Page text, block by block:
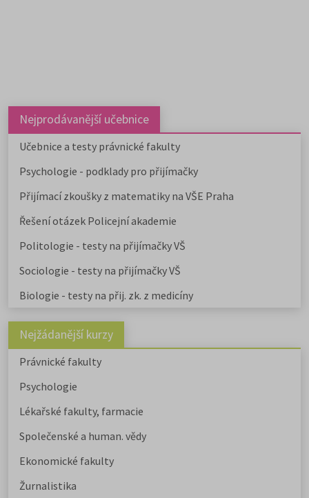
Nejprodávanější učebnice
Učebnice a testy právnické fakulty
Psychologie - podklady pro přijímačky
Přijímací zkoušky z matematiky na VŠE Praha
Řešení otázek Policejní akademie
Politologie - testy na přijímačky VŠ
Sociologie - testy na přijímačky VŠ
Biologie - testy na přij. zk. z medicíny
Nejžádanější kurzy
Právnické fakulty
Psychologie
Lékařské fakulty, farmacie
Společenské a human. vědy
Ekonomické fakulty
Žurnalistika